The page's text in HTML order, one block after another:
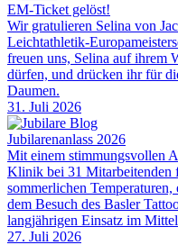
EM-Ticket gelöst!
Wir gratulieren Selina von
Leichtathletik-
freuen uns, Selina auf ihrem
dürfen, und drücken ihr für
Daumen.
31. Juli 2026
Jubilarenanlass 2026
Mit einem stimmungsvollen
Klinik bei 31 Mitarbeitenden
sommerlichen Temperaturen,
dem Besuch des Basler
langjährigen Einsatz im
27. Juli 2026